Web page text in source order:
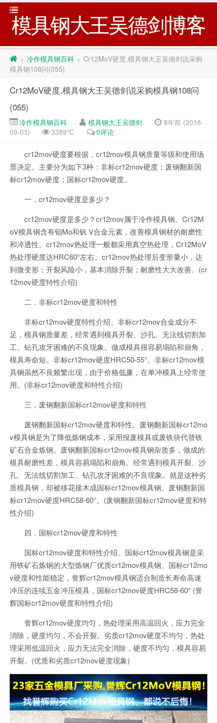
模具钢大王吴德剑博客
> 冷作模具钢百科 > Cr12MoV硬度,模具钢大王吴德剑说采购
模具钢108问(055)
Cr12MoV硬度,模具钢大王吴德剑说采购模具钢108问
(055)
冷作模具钢百科 模具钢大王吴德剑
8年前 (2018-
09-03)
3389℃ 0评论
cr12mov硬度要根据，cr12mov模具钢质量等级和使用场
景决定。主要分为如下3种：非标cr12mov硬度；废钢翻新国
标cr12mov硬度；国标cr12mov硬度。
一．cr12mov硬度是多少？
cr12mov硬度是多少？cr12mov属于冷作模具钢。Cr12M
oV模具钢含有钼Mo和钒 V合金元素，改善模具钢材的耐磨性
和淬透性。cr12mov热处理一般都采用真空热处理，Cr12MoV
热处理硬度达HRC60°左右。cr12mov热处理后变形量小，达
到微变形；开裂风险小，基本消除开裂；耐磨性大大改善。(cr
12mov硬度特性介绍)
二．非标cr12mov硬度和特性
非标cr12mov硬度特性介绍。非标cr12mov合金成分不
足，模具钢质量差，经常遇到模具开裂、沙孔、无法线切割加
工、钻孔攻牙困难的不良现象。做成模具很容易塌陷和崩角，
模具寿命短。非标cr12mov硬度HRC50-55°。非标cr12mov模
具钢虽然不良频繁出现，由于价格低廉，在单冲模具上经常使
用。(非标cr12mov硬度和特性介绍)
三．废钢翻新国标cr12mov硬度和特性
废钢翻新国标cr12mov硬度和特性。废钢翻新国标cr12mo
v模具钢是为了降低炼钢成本，采用报废模具或废铁块代替铁
矿石合金炼钢。废钢翻新国标cr12mov模具钢杂质多，做成的
模具耐磨性差，模具容易塌陷和崩角。经常遇到模具开裂、沙
孔、无法线切割加工、钻孔攻牙困难的不良现象。就是这种劣
质模具钢，却被移花接木成国标cr12mov模具钢。废钢翻新国
标cr12mov硬度HRC58-60°。(废钢翻新国标cr12mov硬度和特
性介绍)
四．国标cr12mov硬度和特性
国标cr12mov硬度和特性介绍。国标cr12mov模具钢是采
用铁矿石炼钢的大型炼钢厂优质cr12mov模具钢。国标cr12mo
v硬度和性能稳定，誉辉cr12mov模具钢适合制造长寿命高速
冲压的连续五金冲压模具，国标cr12mov硬度HRC58-60° (誉
辉国标cr12mov硬度和特性介绍)
誉辉cr12mov硬度均匀，热处理采用高温回火，应力完全
消除，硬度均匀，不会开裂。劣质cr12mov硬度不均匀，热处
理采用低温回火，应力无法完全消除，硬度不均匀，模具容易
开裂。(优质和劣质cr12mov硬度现象)